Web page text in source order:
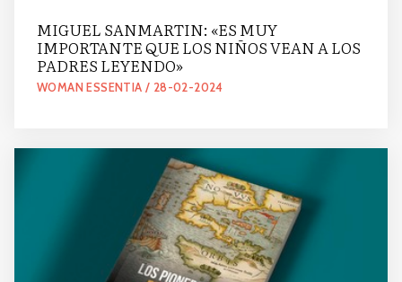
MIGUEL SANMARTIN: «ES MUY
IMPORTANTE QUE LOS NIÑOS VEAN A LOS
PADRES LEYENDO»
WOMAN ESSENTIA / 28-02-2024